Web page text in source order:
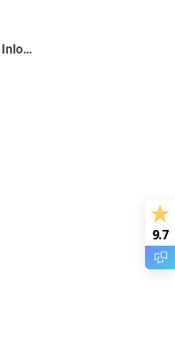
9.7
Inloggen